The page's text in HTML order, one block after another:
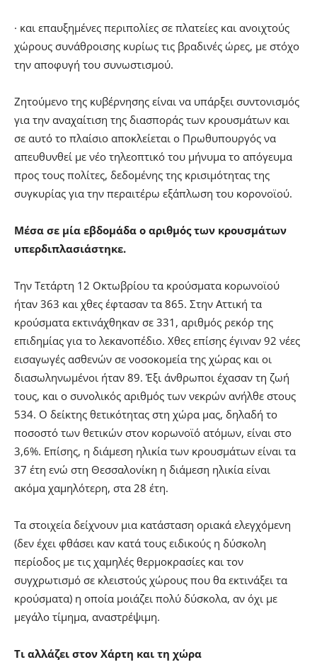
· και επαυξημένες περιπολίες σε πλατείες και ανοιχτούς
χώρους συνάθροισης κυρίως τις βραδινές ώρες, με στόχο
την αποφυγή του συνωστισμού.
Ζητούμενο της κυβέρνησης είναι να υπάρξει συντονισμός
για την αναχαίτιση της διασποράς των κρουσμάτων και
σε αυτό το πλαίσιο αποκλείεται ο Πρωθυπουργός να
απευθυνθεί με νέο τηλεοπτικό του μήνυμα το απόγευμα
προς τους πολίτες, δεδομένης της κρισιμότητας της
συγκυρίας για την περαιτέρω εξάπλωση του κορονοϊού.
Μέσα σε μία εβδομάδα ο αριθμός των κρουσμάτων
υπερδιπλασιάστηκε.
Την Τετάρτη 12 Οκτωβρίου τα κρούσματα κορωνοϊού
ήταν 363 και χθες έφτασαν τα 865. Στην Αττική τα
κρούσματα εκτινάχθηκαν σε 331, αριθμός ρεκόρ της
επιδημίας για το λεκανοπέδιο. Χθες επίσης έγιναν 92 νέες
εισαγωγές ασθενών σε νοσοκομεία της χώρας και οι
διασωληνωμένοι ήταν 89. Έξι άνθρωποι έχασαν τη ζωή
τους, και ο συνολικός αριθμός των νεκρών ανήλθε στους
534. Ο δείκτης θετικότητας στη χώρα μας, δηλαδή το
ποσοστό των θετικών στον κορωνοϊό ατόμων, είναι στο
3,6%. Επίσης, η διάμεση ηλικία των κρουσμάτων είναι τα
37 έτη ενώ στη Θεσσαλονίκη η διάμεση ηλικία είναι
ακόμα χαμηλότερη, στα 28 έτη.
Τα στοιχεία δείχνουν μια κατάσταση οριακά ελεγχόμενη
(δεν έχει φθάσει καν κατά τους ειδικούς η δύσκολη
περίοδος με τις χαμηλές θερμοκρασίες και τον
συγχρωτισμό σε κλειστούς χώρους που θα εκτινάξει τα
κρούσματα) η οποία μοιάζει πολύ δύσκολα, αν όχι με
μεγάλο τίμημα, αναστρέψιμη.
Τι αλλάζει στον Χάρτη και τη χώρα